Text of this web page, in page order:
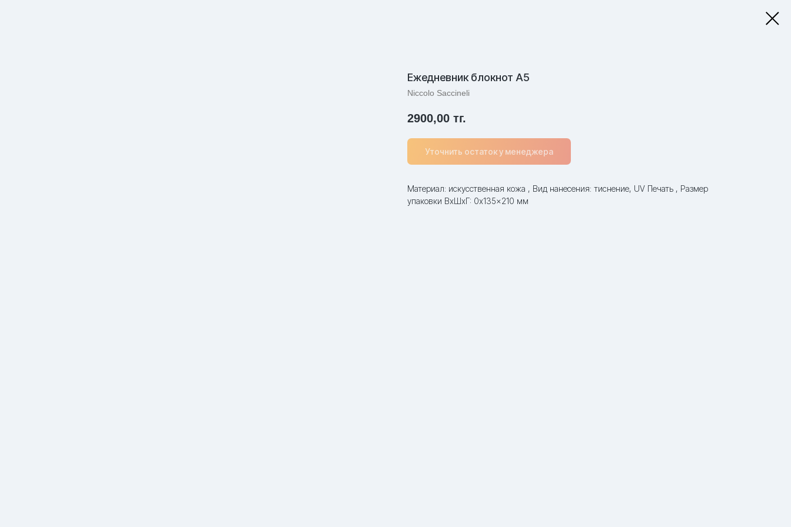
Ежедневник блокнот А5
Niccolo Saccineli
2900,00 тг.
Уточнить остаток у менеджера
Материал: искусственная кожа , Вид нанесения: тиснение, UV Печать , Размер
упаковки ВxШxГ: 0x135x210 мм